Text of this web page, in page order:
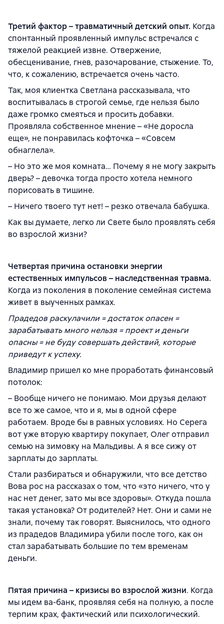
Третий фактор – травматичный детский опыт. Когда
спонтанный проявленный импульс встречался с
тяжелой реакцией извне. Отвержение,
обесценивание, гнев, разочарование, стыжение. То,
что, к сожалению, встречается очень часто.
Так, моя клиентка Светлана рассказывала, что
воспитывалась в строгой семье, где нельзя было
даже громко смеяться и просить добавки.
Проявляла собственное мнение – «Не доросла
еще», не понравилась кофточка – «Совсем
обнаглела».
– Но это же моя комната… Почему я не могу закрыть
дверь? – девочка тогда просто хотела немного
порисовать в тишине.
– Ничего твоего тут нет! – резко отвечала бабушка.
Как вы думаете, легко ли Свете было проявлять себя
во взрослой жизни?
Четвертая причина остановки энергии
естественных импульсов – наследственная травма.
Когда из поколения в поколение семейная система
живет в выученных рамках.
Прадедов раскулачили = достаток опасен =
зарабатывать много нельзя = проект и деньги
опасны = не буду совершать действий, которые
приведут к успеху.
Владимир пришел ко мне проработать финансовый
потолок:
– Вообще ничего не понимаю. Мои друзья делают
все то же самое, что и я, мы в одной сфере
работаем. Вроде бы в равных условиях. Но Серега
вот уже вторую квартиру покупает, Олег отправил
семью на зимовку на Мальдивы. А я все сижу от
зарплаты до зарплаты.
Стали разбираться и обнаружили, что все детство
Вова рос на рассказах о том, что «это ничего, что у
нас нет денег, зато мы все здоровы». Откуда пошла
такая установка? От родителей? Нет. Они и сами не
знали, почему так говорят. Выяснилось, что одного
из прадедов Владимира убили после того, как он
стал зарабатывать большие по тем временам
деньги.
Пятая причина – кризисы во взрослой жизни. Когда
мы идем ва-банк, проявляя себя на полную, а после
терпим крах, фактический или психологический.